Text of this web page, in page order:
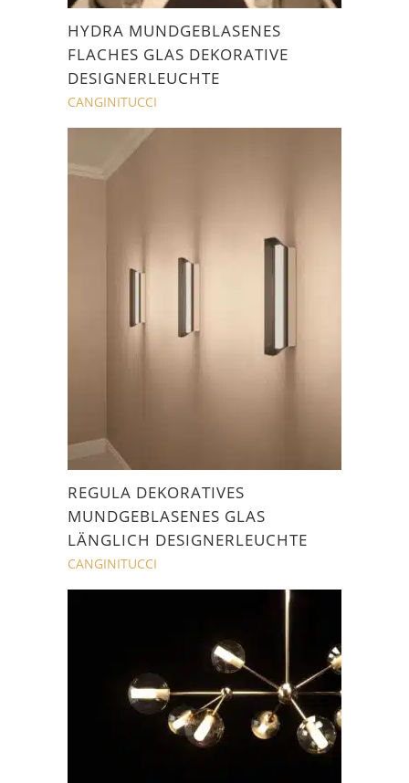
HYDRA MUNDGEBLASENES
FLACHES GLAS DEKORATIVE
DESIGNERLEUCHTE
CANGINITUCCI
REGULA DEKORATIVES
MUNDGEBLASENES GLAS
LÄNGLICH DESIGNERLEUCHTE
CANGINITUCCI